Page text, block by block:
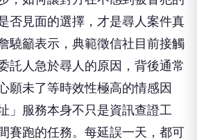
否見面的選擇，才是尋人案件真
驍籲表示，典範徵信社目前接觸
託人急於尋人的原因，背後通常
願未了等時效性極高的情感因
」服務本身不只是資訊查證工
賽跑的任務。每延誤一天，都可